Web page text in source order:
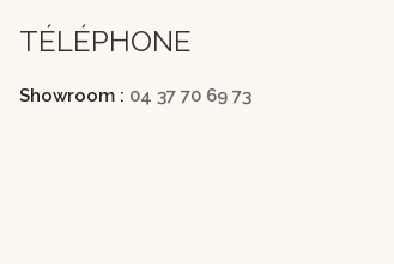
TÉLÉPHONE
Showroom : 04 37 70 69 73